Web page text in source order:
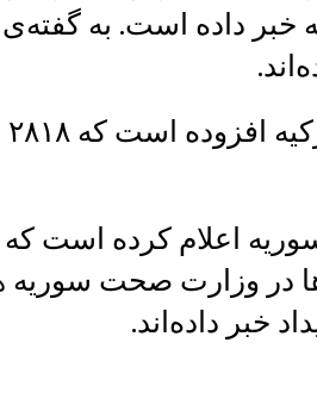
خبر داده‌اند.